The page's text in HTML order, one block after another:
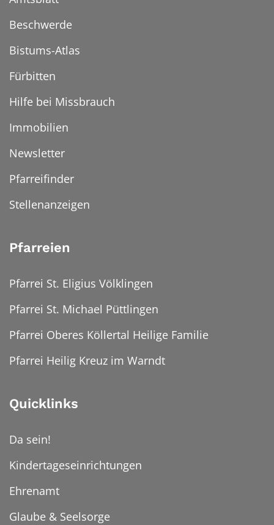
Beschwerde
Bistums-Atlas
Fürbitten
Hilfe bei Missbrauch
Immobilien
Newsletter
Pfarreifinder
Stellenanzeigen
Pfarreien
Pfarrei St. Eligius Völklingen
Pfarrei St. Michael Püttlingen
Pfarrei Oberes Köllertal Heilige Familie
Pfarrei Heilig Kreuz im Warndt
Quicklinks
Da sein!
Kindertageseinrichtungen
Ehrenamt
Glaube & Seelsorge